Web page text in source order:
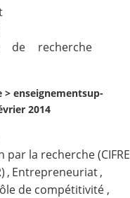
de recherche
> enseignementsup-
2014
la recherche
, Entrepreneuriat,
de compétitivité ,